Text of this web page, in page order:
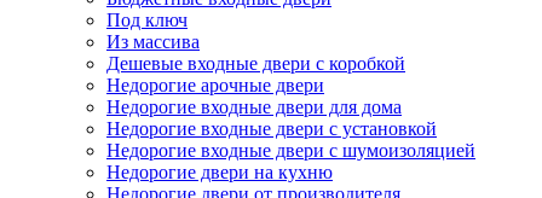
Под ключ
Из массива
Дешевые входные двери с коробкой
Недорогие арочные двери
Недорогие входные двери для дома
Недорогие входные двери с установкой
Недорогие входные двери с шумоизоляцией
Недорогие двери на кухню